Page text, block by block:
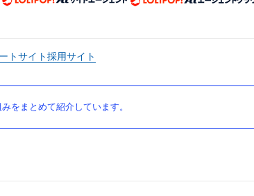
トサイト採用サイト
をまとめて紹介しています。